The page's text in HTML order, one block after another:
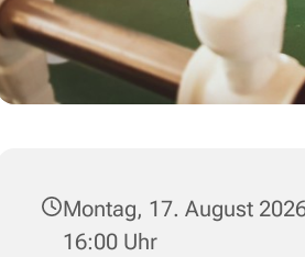
Montag, 17. August
16:00 Uhr